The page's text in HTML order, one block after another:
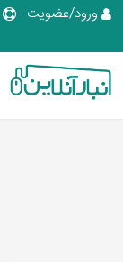
ورود/عضویت